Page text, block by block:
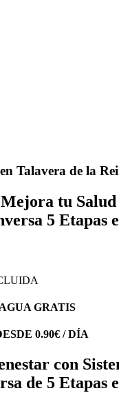
Talavera de la
tu
5 Etapas
GRATIS
0.90€ / DÍA
con
de 5 Etapas